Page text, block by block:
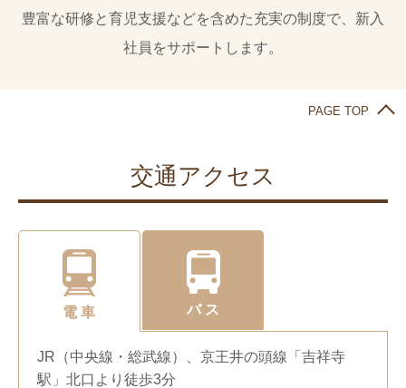
豊富な研修と育児支援などを含めた充実の制度で、新入
社員をサポートします。
PAGE TOP
交通アクセス
電 車
JR（中央線・総武線）、京王井の頭線「吉祥寺
駅」北口より徒歩3分
バ ス